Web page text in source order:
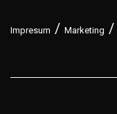
Impresum Marketing